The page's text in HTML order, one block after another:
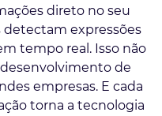
direto no seu
detectam expressões
tempo real. Isso não
de
empresas. E cada
torna a tecnologia